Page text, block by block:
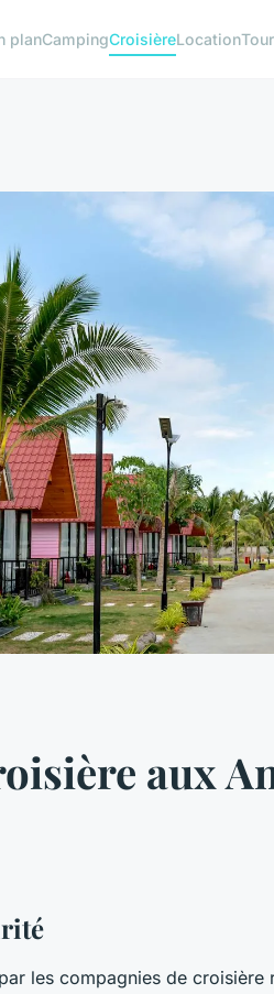
planCampingCroisièreLocation
aux
les compagnies de croisière